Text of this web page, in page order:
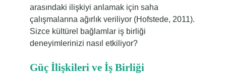
arasındaki ilişkiyi anlamak için saha
çalışmalarına ağırlık veriliyor (Hofstede, 2011).
Sizce kültürel bağlamlar iş birliği
deneyimlerinizi nasıl etkiliyor?
Güç İlişkileri ve İş Birliği